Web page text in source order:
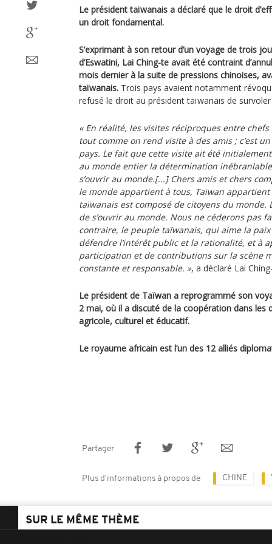
Le président taïwanais a déclaré que le droit
un droit fondamental.
S’exprimant à son retour d’un voyage de trois
d’Eswatini, Lai Ching-te avait été contraint
mois dernier à la suite de pressions chinoises,
taïwanais. Trois pays avaient notamment
refusé le droit au président taïwanais de
« En réalité, les visites réciproques entre chefs
tout comme on rend visite à des amis ; c’est
pays. Le fait que cette visite ait été
au monde entier la détermination
s’ouvrir au monde.[...] Chers amis et chers
le monde appartient à tous, Taïwan
taïwanais est composé de citoyens du
de s’ouvrir au monde. Nous ne céderons pas
contraire, le peuple taïwanais, qui aime la
défendre l’intérêt public et la rationalité, et à
participation et de contributions sur la scène
constante et responsable. », a déclaré Lai
Le président de Taïwan a reprogrammé son
2 mai, où il a discuté de la coopération dans les
agricole, culturel et éducatif.
Le royaume africain est l’un des 12 alliés
Partager
Plus d'informations à propos de CHINE
SUR LE MÊME THÈME